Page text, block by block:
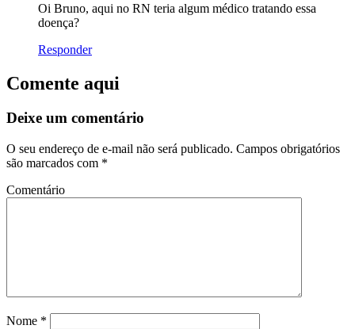
Oi Bruno, aqui no RN teria algum médico tratando essa
doença?
Responder
Comente aqui
Deixe um comentário
O seu endereço de e-mail não será publicado. Campos obrigatórios
são marcados com *
Comentário
Nome *